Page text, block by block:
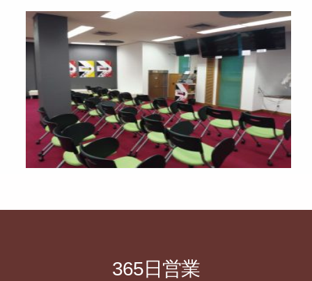
365日営業